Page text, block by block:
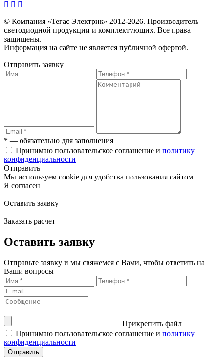
© Компания «Тегас Электрик» 2012-2026. Производитель
светодиодной продукции и комплектующих. Все права
защищены.
Информация на сайте не является публичной офертой.
Отправить заявку
* — обязательно для заполнения
Принимаю пользовательское соглашение и политику
конфиденциальности
Отправить
Мы используем cookie для удобства пользования сайтом
Я согласен
Оставить заявку
Заказать расчет
Оставить заявку
Отправьте заявку и мы свяжемся с Вами, чтобы ответить на
Ваши вопросы
Прикрепить файл
Принимаю пользовательское соглашение и политику
конфиденциальности